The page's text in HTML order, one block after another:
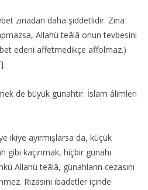
zinadan daha şiddetlidir. Zina
Allahü teâlâ onun tevbesini
edeni affetmedikçe affolmaz.)
de büyük günahtır. İslam âlimleri
ikiye ayırmışlarsa da, küçük
gibi kaçınmak, hiçbir günahı
Allahü teâlâ, günahların cezasını
Rızasını ibadetler içinde